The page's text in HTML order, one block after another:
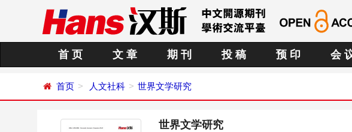
首 页 文 章 期 刊 投 稿 预 印 会
首页 人文社科 世界文学研究
世界文学研究